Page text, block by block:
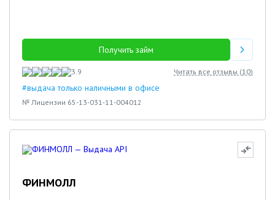
Получить займ
3.9 Читать все отзывы (10)
#выдача только наличными в офисе
№ Лицензии 65-13-031-11-004012
ФИНМОЛЛ